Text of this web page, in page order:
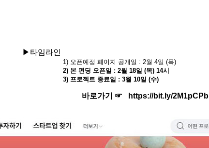
인
개일 : 2월 4일 (목)
월 18일 (목) 14시
: 3월 10일 (수)
바로가기 ☞ https://bit.ly/2M1pCPb